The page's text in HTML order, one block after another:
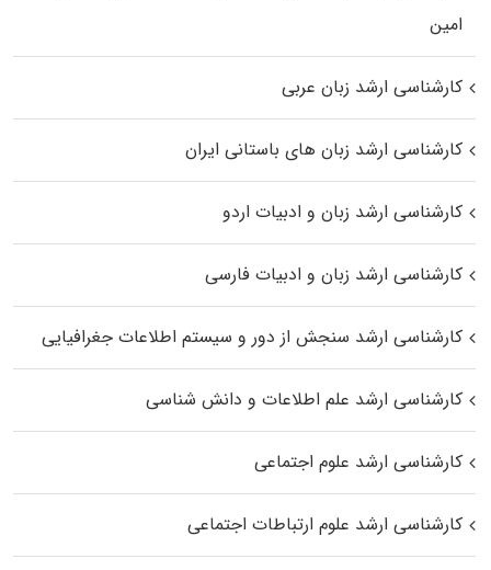
اﻣﻴﻦ
کارشناسی ارشد زبان عربی
کارشناسی ارشد زبان‌ های باستانی ایران
کارشناسی ارشد زبان و ادبیات اردو
کارشناسی ارشد زبان و ادبیات فارسی
کارشناسی ارشد سنجش از دور و سیستم اطلاعات جغرافیایی
کارشناسی ارشد علم اطلاعات و دانش شناسی
کارشناسی ارشد علوم اجتماعی
کارشناسی ارشد علوم ارتباطات اجتماعی